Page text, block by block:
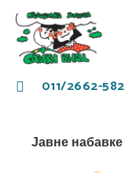
011/2662-582
Јавне набавке